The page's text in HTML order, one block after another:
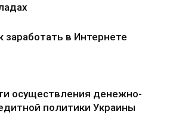
заработать в Интернете
осуществления денежно-
политики Украины